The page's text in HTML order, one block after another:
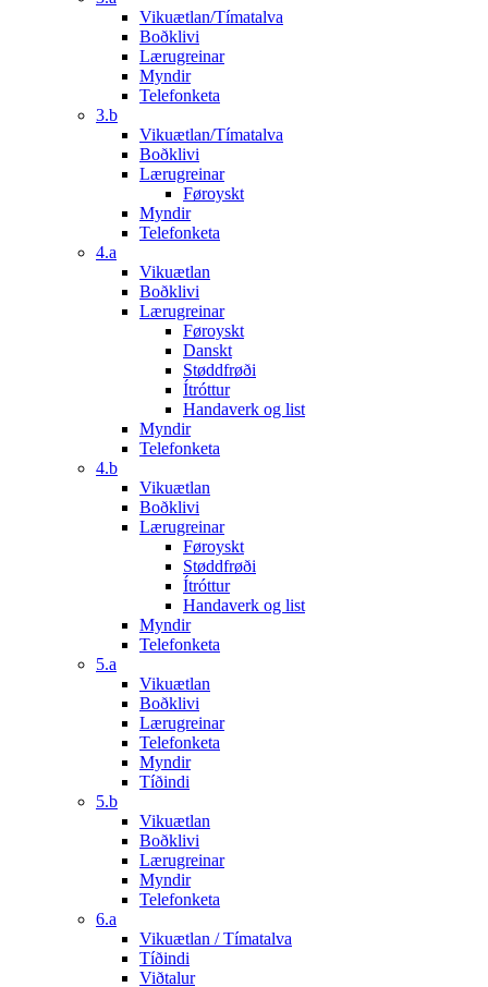
Vikuætlan/Tímatalva
Boðklivi
Lærugreinar
Myndir
Telefonketa
3.b
Vikuætlan/Tímatalva
Boðklivi
Lærugreinar
Føroyskt
Myndir
Telefonketa
4.a
Vikuætlan
Boðklivi
Lærugreinar
Føroyskt
Danskt
Støddfrøði
Ítróttur
Handaverk og list
Myndir
Telefonketa
4.b
Vikuætlan
Boðklivi
Lærugreinar
Føroyskt
Støddfrøði
Ítróttur
Handaverk og list
Myndir
Telefonketa
5.a
Vikuætlan
Boðklivi
Lærugreinar
Telefonketa
Myndir
Tíðindi
5.b
Vikuætlan
Boðklivi
Lærugreinar
Myndir
Telefonketa
6.a
Vikuætlan / Tímatalva
Tíðindi
Viðtalur